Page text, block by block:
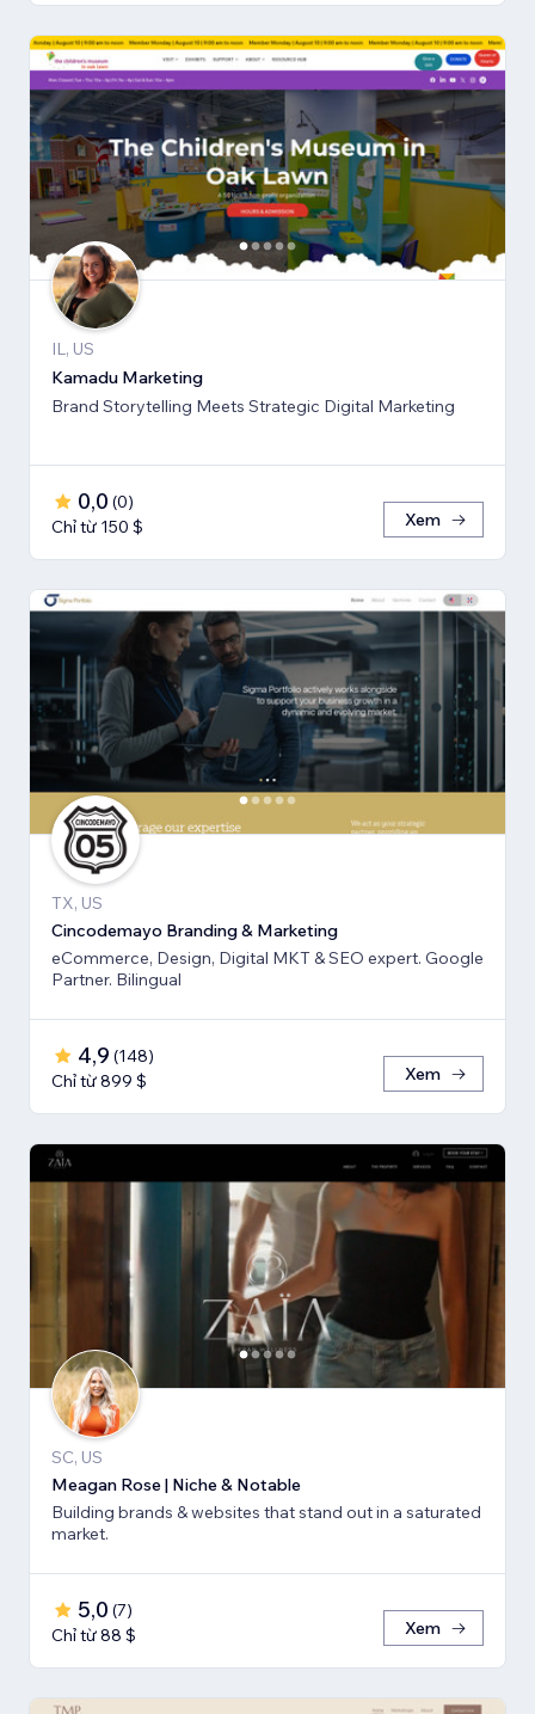
IL, US
Kamadu Marketing
Brand Storytelling Meets Strategic Digital Marketing
0,0 (0)
Chỉ từ 150 $
Xem
TX, US
Cincodemayo Branding & Marketing
eCommerce, Design, Digital MKT & SEO expert. Google
Partner. Bilingual
4,9 (148)
Chỉ từ 899 $
Xem
SC, US
Meagan Rose | Niche & Notable
Building brands & websites that stand out in a saturated
market.
5,0 (7)
Chỉ từ 88 $
Xem